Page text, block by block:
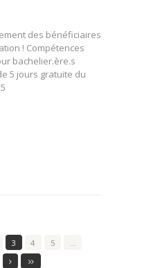
des bénéficiaires
! Compétences
bachelier.ère.s
5 jours gratuite du
3 4 5